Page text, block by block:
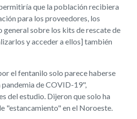
que la población recibiera
para los proveedores, los
general sobre los kits de rescate de
y acceder a ellos] también
el fentanilo solo parece haberse
de COVID-19",
del estudio. Dijeron que solo ha
"estancamiento" en el Noroeste.